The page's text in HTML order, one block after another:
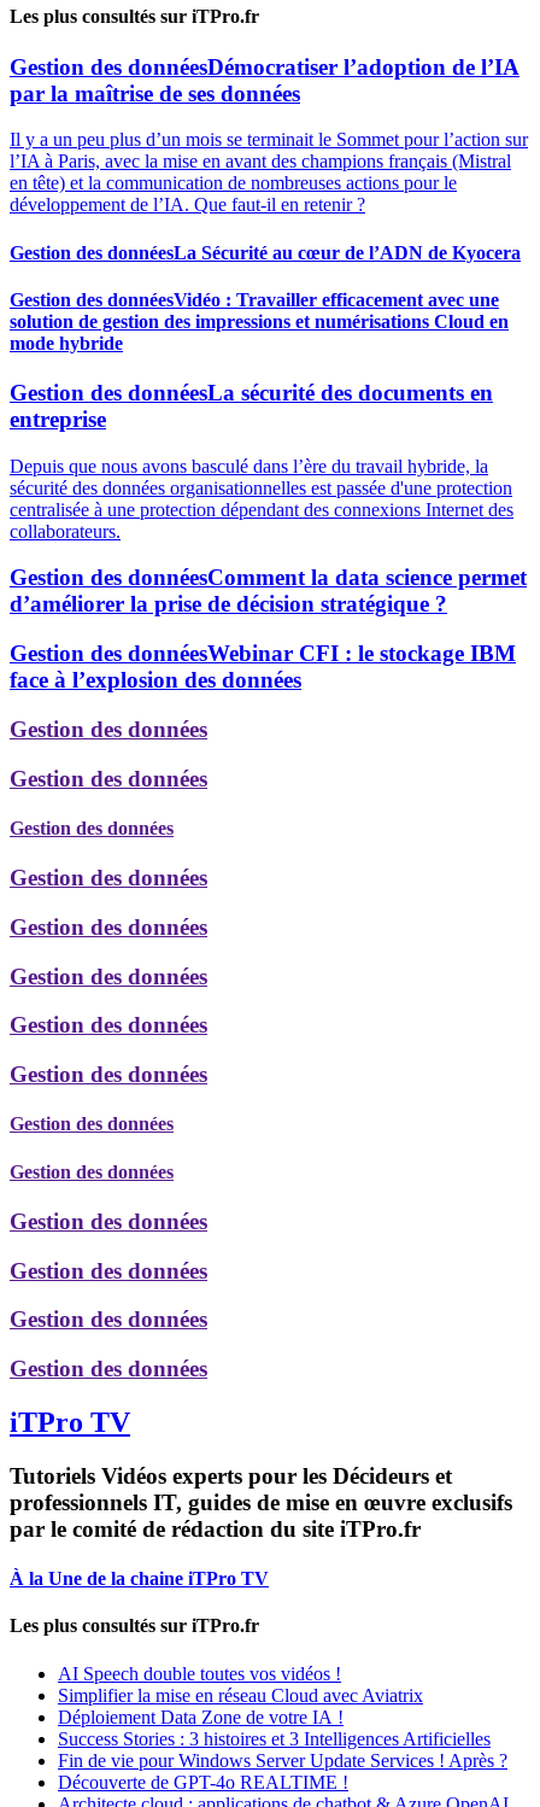
Les plus consultés sur iTPro.fr
Gestion des donnéesDémocratiser l’adoption de l’IA
par la maîtrise de ses données
Il y a un peu plus d’un mois se terminait le Sommet pour l’action sur
l’IA à Paris, avec la mise en avant des champions français (Mistral
en tête) et la communication de nombreuses actions pour le
développement de l’IA. Que faut-il en retenir ?
Gestion des donnéesLa Sécurité au cœur de l’ADN de Kyocera
Gestion des donnéesVidéo : Travailler efficacement avec une
solution de gestion des impressions et numérisations Cloud en
mode hybride
Gestion des donnéesLa sécurité des documents en
entreprise
Depuis que nous avons basculé dans l’ère du travail hybride, la
sécurité des données organisationnelles est passée d'une protection
centralisée à une protection dépendant des connexions Internet des
collaborateurs.
Gestion des donnéesComment la data science permet
d’améliorer la prise de décision stratégique ?
Gestion des donnéesWebinar CFI : le stockage IBM
face à l’explosion des données
Gestion des données
Gestion des données
Gestion des données
Gestion des données
Gestion des données
Gestion des données
Gestion des données
Gestion des données
Gestion des données
Gestion des données
Gestion des données
Gestion des données
Gestion des données
Gestion des données
iTPro TV
Tutoriels Vidéos experts pour les Décideurs et
professionnels IT, guides de mise en œuvre exclusifs
par le comité de rédaction du site iTPro.fr
À la Une de la chaine iTPro TV
Les plus consultés sur iTPro.fr
AI Speech double toutes vos vidéos !
Simplifier la mise en réseau Cloud avec Aviatrix
Déploiement Data Zone de votre IA !
Success Stories : 3 histoires et 3 Intelligences Artificielles
Fin de vie pour Windows Server Update Services ! Après ?
Découverte de GPT-4o REALTIME !